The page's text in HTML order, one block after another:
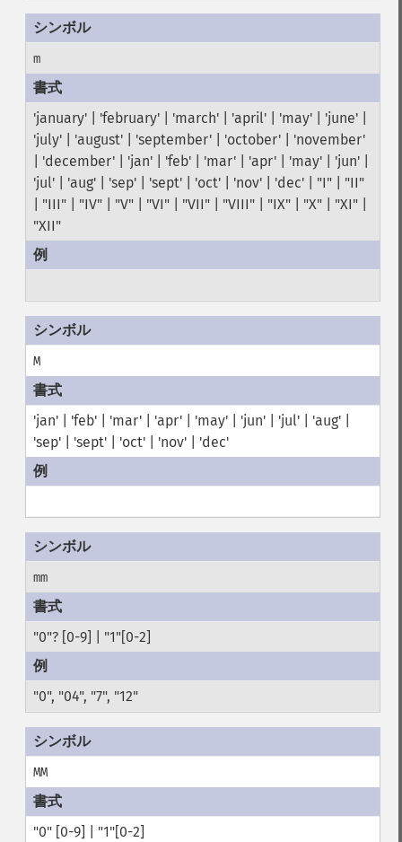
m
'january' | 'february' | 'march' | 'april' | 'may' | 'june' |
'july' | 'august' | 'september' | 'october' | 'november'
| 'december' | 'jan' | 'feb' | 'mar' | 'apr' | 'may' | 'jun' |
'jul' | 'aug' | 'sep' | 'sept' | 'oct' | 'nov' | 'dec' | "I" | "II"
| "III" | "IV" | "V" | "VI" | "VII" | "VIII" | "IX" | "X" | "XI" |
"XII"
M
'jan' | 'feb' | 'mar' | 'apr' | 'may' | 'jun' | 'jul' | 'aug' |
'sep' | 'sept' | 'oct' | 'nov' | 'dec'
mm
"0"? [0-9] | "1"[0-2]
"0", "04", "7", "12"
MM
"0" [0-9] | "1"[0-2]